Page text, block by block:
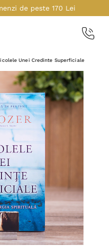
de peste 170 Lei
Unei Credinte Superficiale